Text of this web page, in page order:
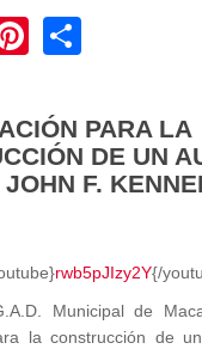
Pinterest
PARA LA
DE UN
F.
rwb5pJIzy2Y{/
Municipal de
la construcción de